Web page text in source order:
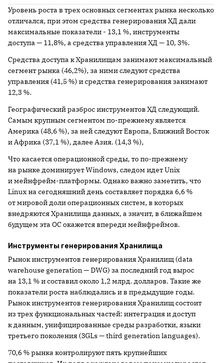
Уровень роста в трех основных сегментах рынка несколько
отличался, при этом средства генерирования ХД дали
максимальные показатели - 13,1 %, инструменты
доступа — 11,8%, а средства управления ХД — 10, 3%.
Средства доступа к Хранилищам занимают максимальный
сегмент рынка (46,2%), за ними следуют средства
управления (41,5 %) и средства генерирования занимают
12,3 %.
Географический разброс инструментов ХД следующий.
Самым крупным сегментом по-прежнему является
Америка (48,6 %), за ней следуют Европа, Ближний Восток
и Африка (37,1 %), далее Азия. (14,3 %),
Что касается операционной среды, то по-прежнему
на рынке доминирует Windows, следом идет Unix
и мейнфрейм-платформы. Однако важно заметить, что
Linux на сегодняшний день составляет порядка 6,6 %
от мировой доли операционных систем, в которых
внедряются Хранилища данных, а значит, в ближайшем
будущем эта ОС окажется впереди мейнфреймов.
Инструменты генерирования Хранилища
Рынок инструментов генерирования Хранилищ (data
warehouse generation — DWG) за последний год вырос
на 13,1 % и составил около 1,2 млрд. долларов. Такие же
показатели роста наблюдались и в предыдущие годы.
Рынок инструментов генерирования Хранилищ состоит
из трех функциональных частей: интеграция и доступ
к данным, унифицированные среды разработки, языки
третьего поколения (3GLs — third generation languages).
70,6 % рынка контролируют пять крупнейших